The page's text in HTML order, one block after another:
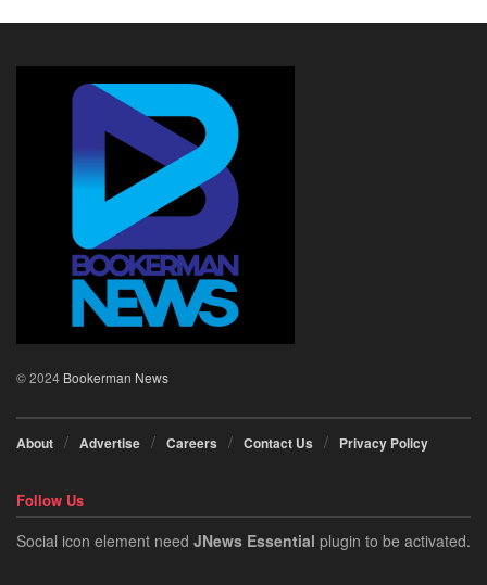
© 2024 Bookerman News
About Advertise Careers Contact Us Privacy Policy
Follow Us
Social icon element need JNews Essential plugin to be activated.